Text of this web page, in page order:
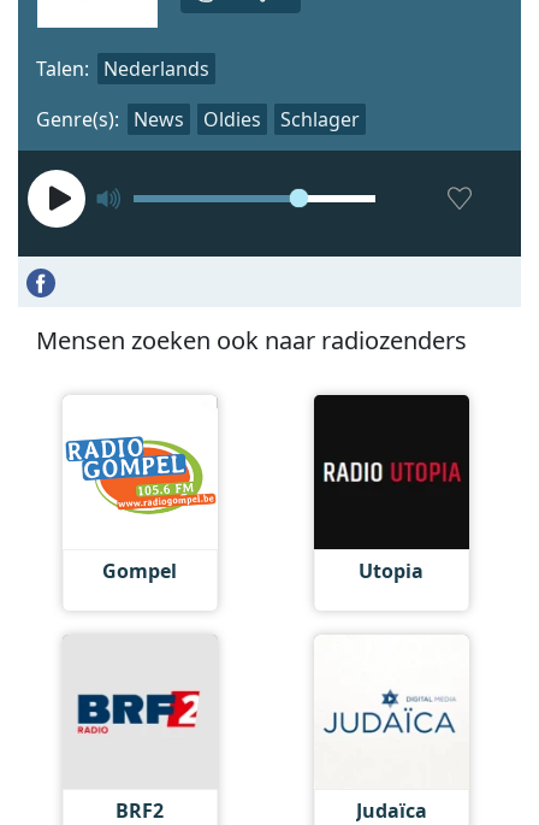
Genre(s): News Oldies Schlager
Talen: Nederlands
Mensen zoeken ook naar radiozenders
Gompel Utopia
BRF2 Judaïca